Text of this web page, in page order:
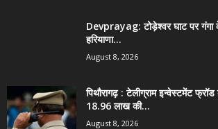
Devprayag: टोड़ेश्वर घाट पर गंगा
हरियाणा...
August 8, 2026
पिथौरागढ़ : टेलीग्राम इन्वेस्टमेंट फ्रॉड
18.96 लाख की...
August 8, 2026